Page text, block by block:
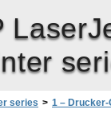
series > 1 – Drucker-